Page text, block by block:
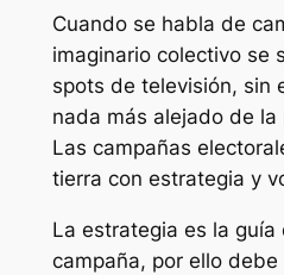
Cuando se habla de
imaginario colectivo se
spots de televisión, sin
nada más alejado de
Las campañas
tierra con estrategia y
La estrategia es la guía
campaña, por ello